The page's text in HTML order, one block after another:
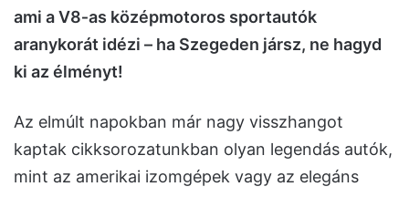
ami a V8‑as középmotoros sportautók
aranykorát idézi – ha Szegeden jársz, ne hagyd
ki az élményt!
Az elmúlt napokban már nagy visszhangot
kaptak cikksorozatunkban olyan legendás autók,
mint az amerikai izomgépek vagy az elegáns